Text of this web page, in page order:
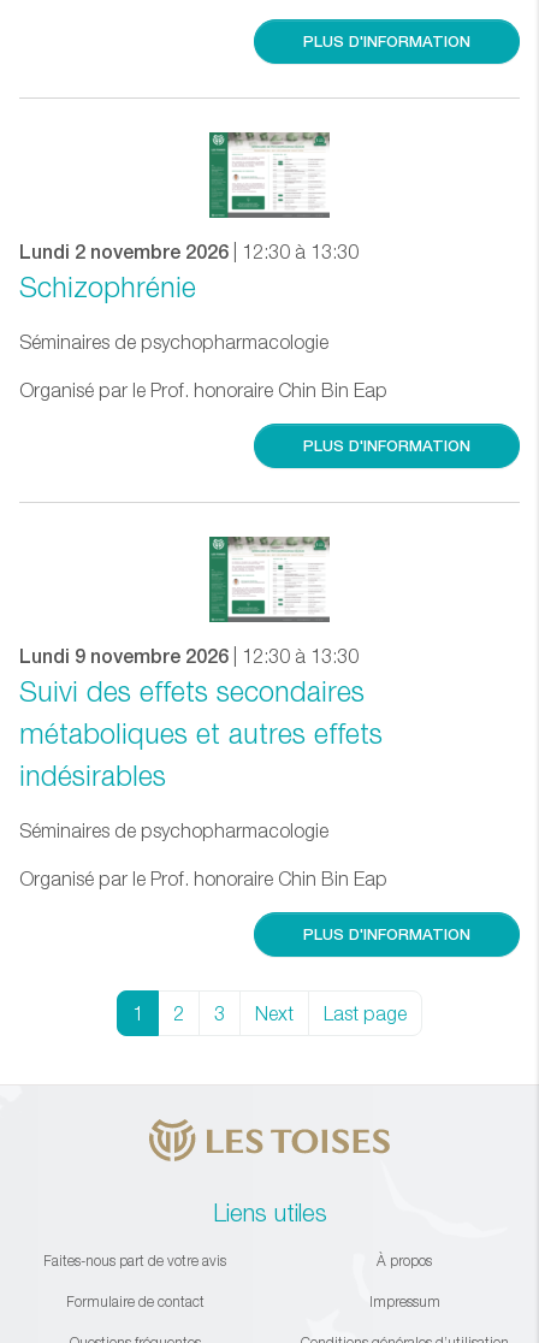
PLUS D'INFORMATION
Lundi 2 novembre 2026 | 12:30 à 13:30
Schizophrénie
Séminaires de psychopharmacologie
Organisé par le Prof. honoraire Chin Bin Eap
PLUS D'INFORMATION
Lundi 9 novembre 2026 | 12:30 à 13:30
Suivi des effets secondaires
métaboliques et autres effets
indésirables
Séminaires de psychopharmacologie
Organisé par le Prof. honoraire Chin Bin Eap
PLUS D'INFORMATION
1 2 3 Next Last page
Liens utiles
Faites-nous part de votre avis
Formulaire de contact
À propos
Impressum